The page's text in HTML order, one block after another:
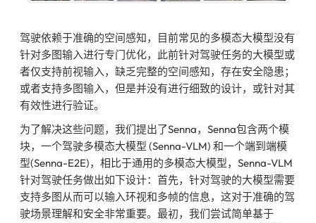
驾驶依赖于准确的空间感知，目前常见的多模态大模型没有
针对多图输入进行专门优化，此前针对驾驶任务的大模型或
者仅支持前视输入，缺乏完整的空间感知，存在安全隐患；
或者支持多图输入，但是并没有进行细致的设计，或针对其
有效性进行验证。
为了解决这些问题，我们提出了Senna，Senna包含两个模
块，一个驾驶多模态大模型 (Senna-VLM) 和一个端到端模
型(Senna-E2E)，相比于通用的多模态大模型，Senna-VLM
针对驾驶任务做出如下设计：首先，针对驾驶的大模型需要
支持多图从而可以输入环视和多帧的信息，这对于准确的驾
驶场景理解和安全非常重要。最初，我们尝试简单基于